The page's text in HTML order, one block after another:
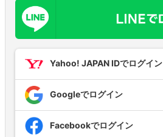
Yahoo! JAPAN IDでログイン
Googleでログイン
Facebookでログイン